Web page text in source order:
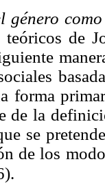
género
teóricos de
forma
de la
se
de los